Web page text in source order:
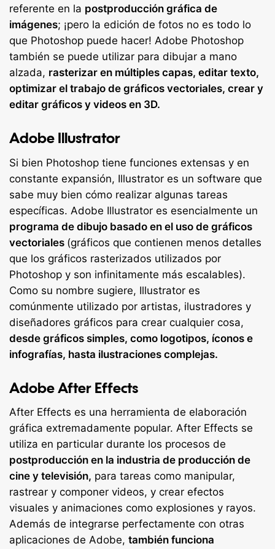
referente en la postproducción gráfica de
imágenes; ¡pero la edición de fotos no es todo lo
que Photoshop puede hacer! Adobe Photoshop
también se puede utilizar para dibujar a mano
alzada, rasterizar en múltiples capas, editar texto,
optimizar el trabajo de gráficos vectoriales, crear y
editar gráficos y videos en 3D.
Adobe Illustrator
Si bien Photoshop tiene funciones extensas y en
constante expansión, Illustrator es un software que
sabe muy bien cómo realizar algunas tareas
específicas. Adobe Illustrator es esencialmente un
programa de dibujo basado en el uso de gráficos
vectoriales (gráficos que contienen menos detalles
que los gráficos rasterizados utilizados por
Photoshop y son infinitamente más escalables).
Como su nombre sugiere, Illustrator es
comúnmente utilizado por artistas, ilustradores y
diseñadores gráficos para crear cualquier cosa,
desde gráficos simples, como logotipos, íconos e
infografías, hasta ilustraciones complejas.
Adobe After Effects
After Effects es una herramienta de elaboración
gráfica extremadamente popular. After Effects se
utiliza en particular durante los procesos de
postproducción en la industria de producción de
cine y televisión, para tareas como manipular,
rastrear y componer videos, y crear efectos
visuales y animaciones como explosiones y rayos.
Además de integrarse perfectamente con otras
aplicaciones de Adobe, también funciona